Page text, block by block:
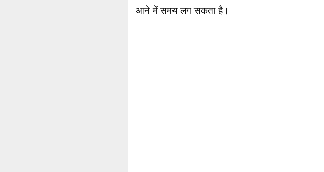
आने में समय लग सकता है।